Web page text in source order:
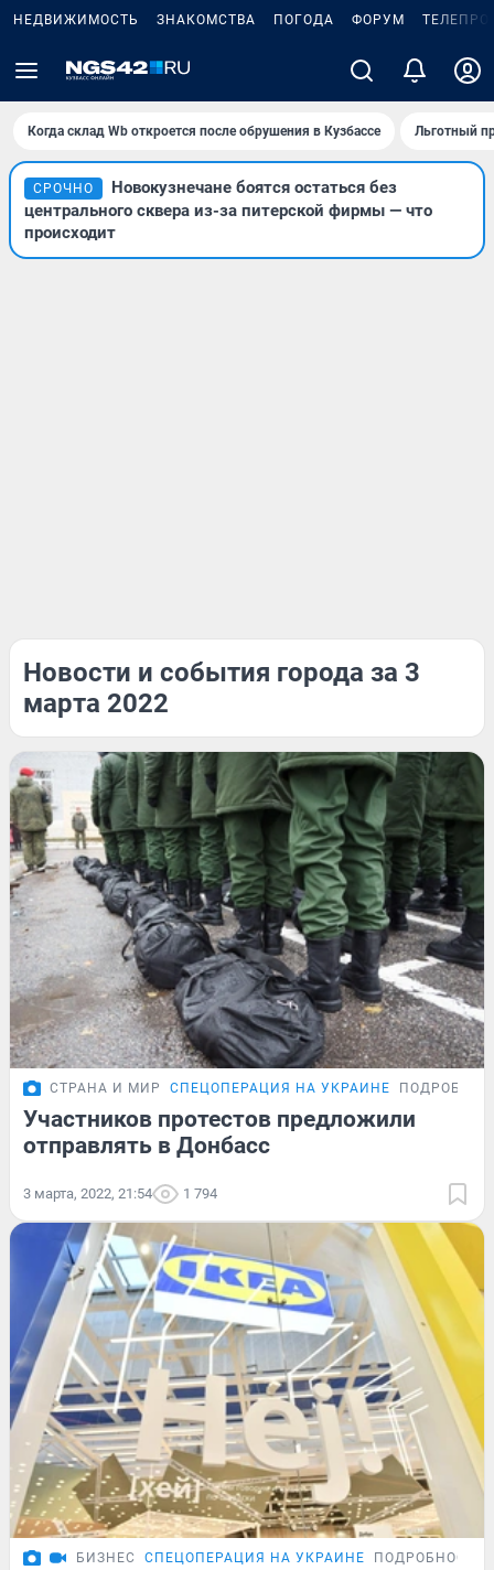
НЕДВИЖИМОСТЬ ЗНАКОМСТВА ПОГОДА ФОРУМ
Когда склад Wb откроется после обрушения в Кузбассе Льготный
СРОЧНО
Новокузнечане боятся остаться без
центрального сквера из-за питерской фирмы — что
происходит
Новости и события города за 3
марта 2022
СТРАНА И МИР СПЕЦОПЕРАЦИЯ НА УКРАИНЕ
Участников протестов предложили
отправлять в Донбасс
3 марта, 2022, 21:54 1 794
БИЗНЕС СПЕЦОПЕРАЦИЯ НА УКРАИНЕ ПОДРОБНОСТИ